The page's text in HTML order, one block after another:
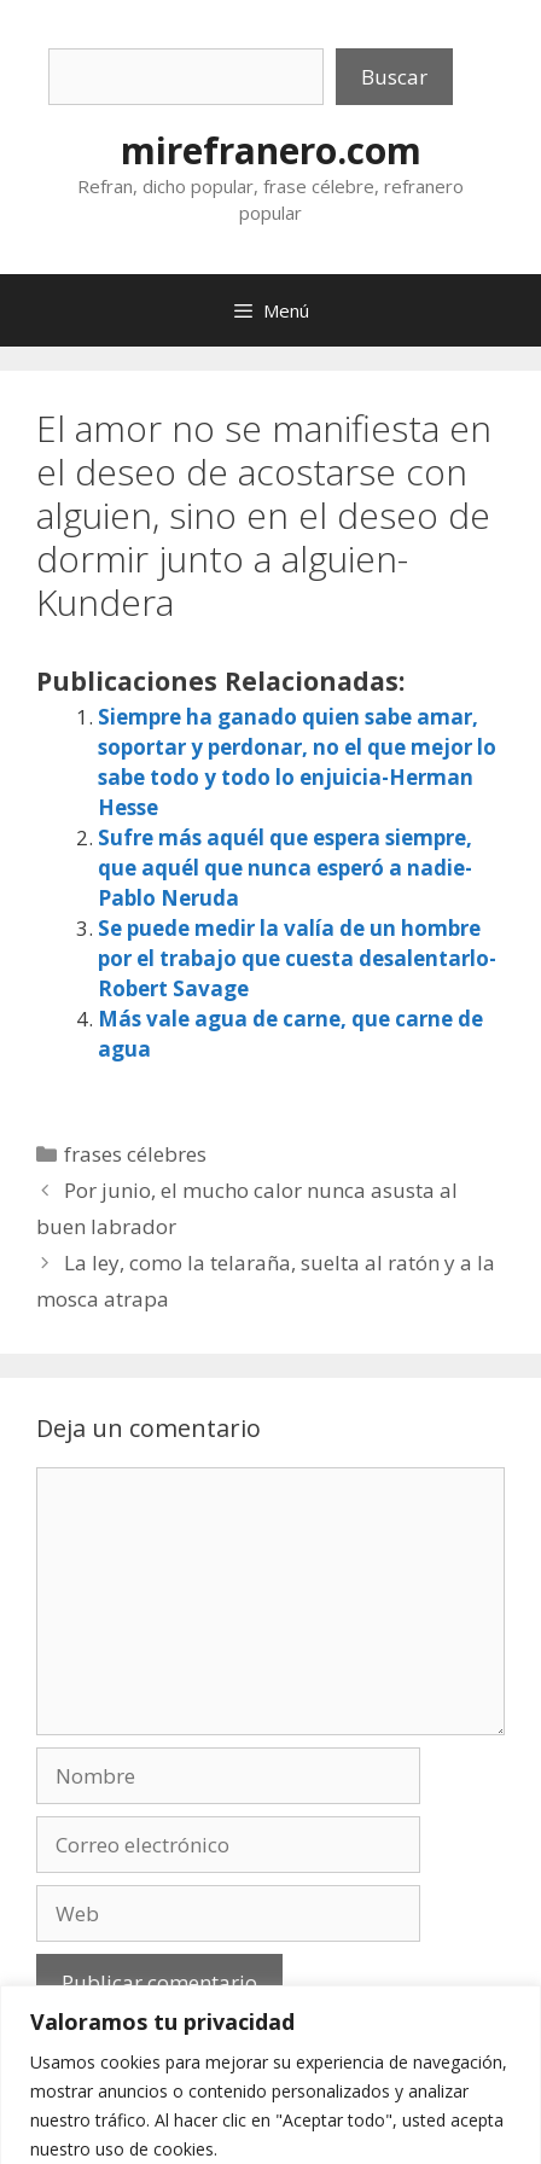
Valoramos tu privacidad
Usamos cookies para mejorar su experiencia de navegación,
mostrar anuncios o contenido personalizados y analizar
nuestro tráfico. Al hacer clic en "Aceptar todo", usted acepta
nuestro uso de cookies.
Buscar
mirefranero.com
Refran, dicho popular, frase célebre, refranero
popular
Menú
El amor no se manifiesta en
el deseo de acostarse con
alguien, sino en el deseo de
dormir junto a alguien-
Kundera
Publicaciones Relacionadas:
Siempre ha ganado quien sabe amar,
soportar y perdonar, no el que mejor lo
sabe todo y todo lo enjuicia-Herman
Hesse
Sufre más aquél que espera siempre,
que aquél que nunca esperó a nadie-
Pablo Neruda
Se puede medir la valía de un hombre
por el trabajo que cuesta desalentarlo-
Robert Savage
Más vale agua de carne, que carne de
agua
Categorías
frases célebres
Por junio, el mucho calor nunca asusta al
buen labrador
La ley, como la telaraña, suelta al ratón y a la
mosca atrapa
Deja un comentario
electrónico
Aviso Legal-Política de privacidad